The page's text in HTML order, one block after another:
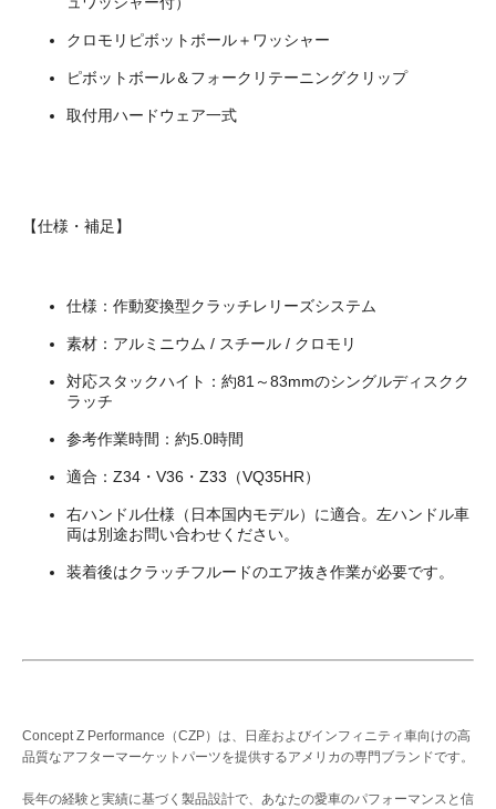
クロモリピボットボール＋ワッシャー
ピボットボール＆フォークリテーニングクリップ
取付用ハードウェア一式
【仕様・補足】
仕様：作動変換型クラッチレリーズシステム
素材：アルミニウム / スチール / クロモリ
対応スタックハイト：約81～83mmのシングルディスクク
ラッチ
参考作業時間：約5.0時間
適合：Z34・V36・Z33（VQ35HR）
右ハンドル仕様（日本国内モデル）に適合。左ハンドル車
両は別途お問い合わせください。
装着後はクラッチフルードのエア抜き作業が必要です。
Concept Z Performance（CZP）は、日産およびインフィニティ車向けの高
品質なアフターマーケットパーツを提供するアメリカの専門ブランドです。
長年の経験と実績に基づく製品設計で、あなたの愛車のパフォーマンスと信